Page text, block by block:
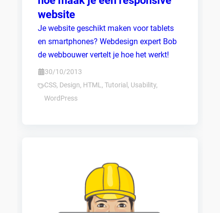
website
Je website geschikt maken voor tablets
en smartphones? Webdesign expert Bob
de webbouwer vertelt je hoe het werkt!
30/10/2013
CSS, Design, HTML,Tutorial , Usability,
WordPress